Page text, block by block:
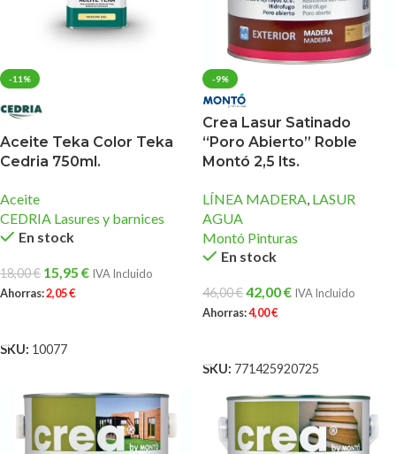
-11%
Aceite Teka Color Teka
Cedria 750ml.
Aceite
CEDRIA Lasures y barnices
En stock
18,00€ 15,95 € IVA Incluido
Ahorras:2,05€
SKU: 10077
-9%
Crea Lasur Satinado
“Poro Abierto” Roble
Montó 2,5 lts.
LÍNEA MADERA, LASUR
AGUA
Montó Pinturas
En stock
46,00€42,00€ IVA Incluido
Ahorras:4,00€
SKU: 771425920725